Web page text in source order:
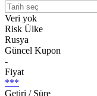
Veri yok
Risk Ülke
Rusya
Güncel Kupon
-
Fiyat
***
Getiri / Süre